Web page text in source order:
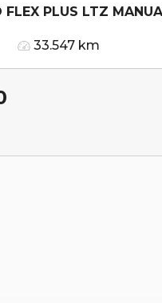
FLEX PLUS LTZ
33.547 km